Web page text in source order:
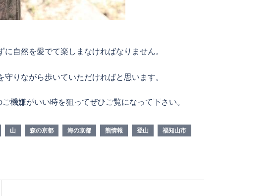
自然を愛でて楽しまなければなりません。
りながら歩いていただければと思います。
機嫌がいい時を狙ってぜひご覧になって下さい。
山 森の京都 海の京都 熊情報 登山
福知山市